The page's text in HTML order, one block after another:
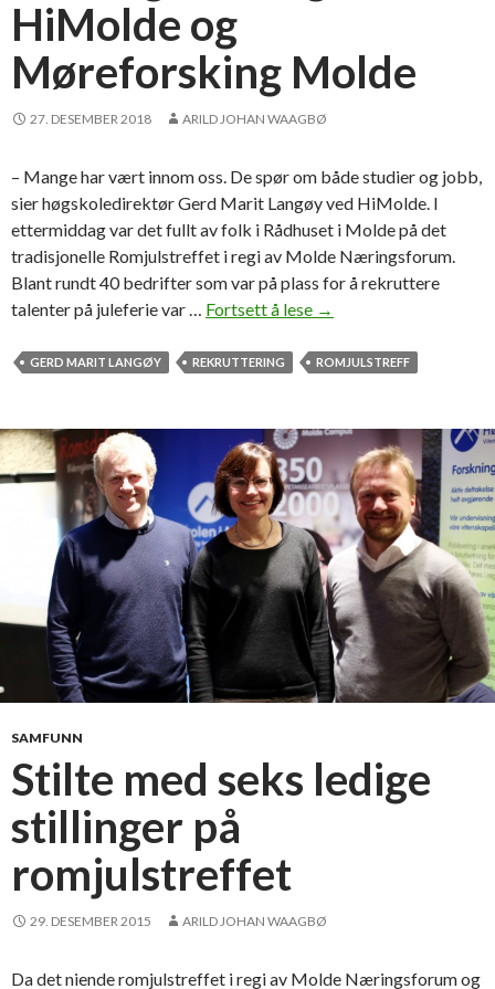
HiMolde og
Møreforsking Molde
27. DESEMBER 2018 ARILD JOHAN WAAGBØ
– Mange har vært innom oss. De spør om både studier og jobb,
sier høgskoledirektør Gerd Marit Langøy ved HiMolde. I
ettermiddag var det fullt av folk i Rådhuset i Molde på det
tradisjonelle Romjulstreffet i regi av Molde Næringsforum.
Blant rundt 40 bedrifter som var på plass for å rekruttere
talenter på juleferie var … Fortsett å lese 1
l
i
g
e
s
t
i
l
l
i
n
g
r
M
l
→
GERD MARIT LANGØY REKRUTTERING ROMJULSTREFF
SAMFUNN
Stilte med seks ledige
stillinger på
romjulstreffet
29. DESEMBER 2015 ARILD JOHAN WAAGBØ
Da det niende romjulstreffet i regi av Molde Næringsforum og